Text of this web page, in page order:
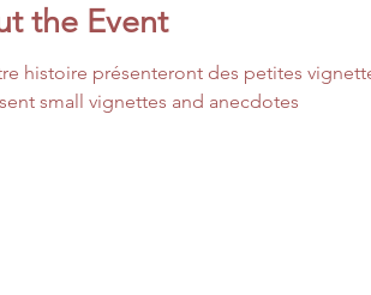
the Event
histoire présenteront des petites
small vignettes and anecdotes